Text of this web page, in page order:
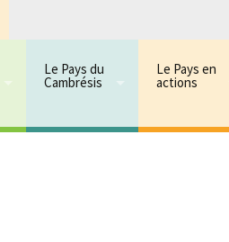
Le Pays du
Cambrésis
Le Pays en
actions